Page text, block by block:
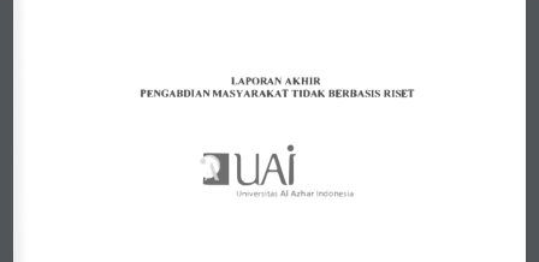
LAPORAN
AKHIR
PENGABDJAN MASY ARAKA T TIDAK BERBASIS RISET
•
�UAJ
Universitas Al Azhar